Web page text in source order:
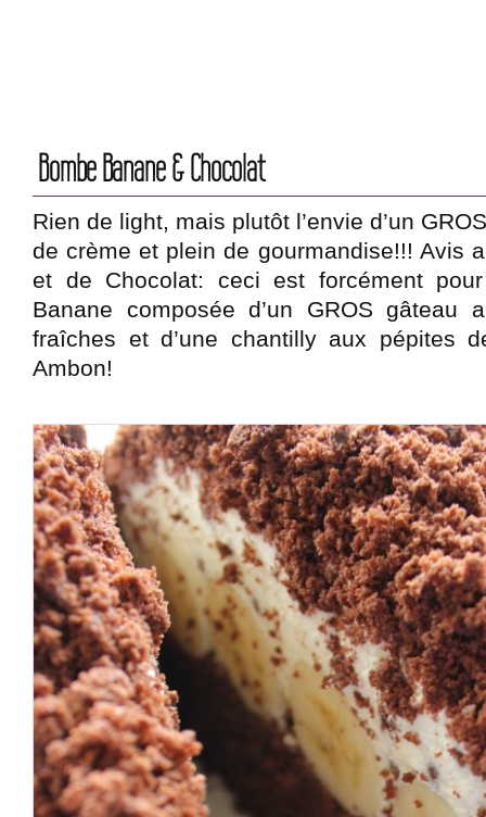
Bombe Banane & Chocolat
Rien de light, mais plutôt l’envie d’un
de crème et plein de gourmandise!!! Avis
et de Chocolat: ceci est forcément
Banane composée d’un GROS gâteau
fraîches et d’une chantilly aux pépites
Ambon!